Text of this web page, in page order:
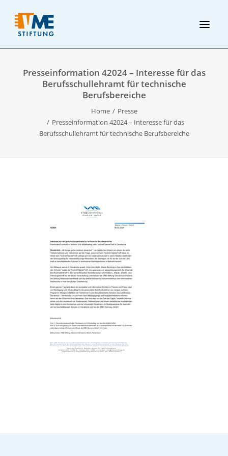
Presseinformation 42024 – Interesse für das
Berufsschullehramt für technische
Berufsbereiche
Home
Presse
Presseinformation 42024 – Interesse für das
Berufsschullehramt für technische Berufsbereiche